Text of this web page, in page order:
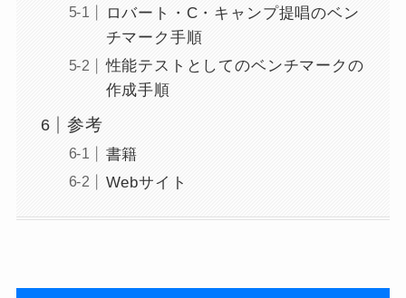
ロバート・C・キャンプ提唱のベン
チマーク手順
性能テストとしてのベンチマークの
作成手順
参考
書籍
Webサイト